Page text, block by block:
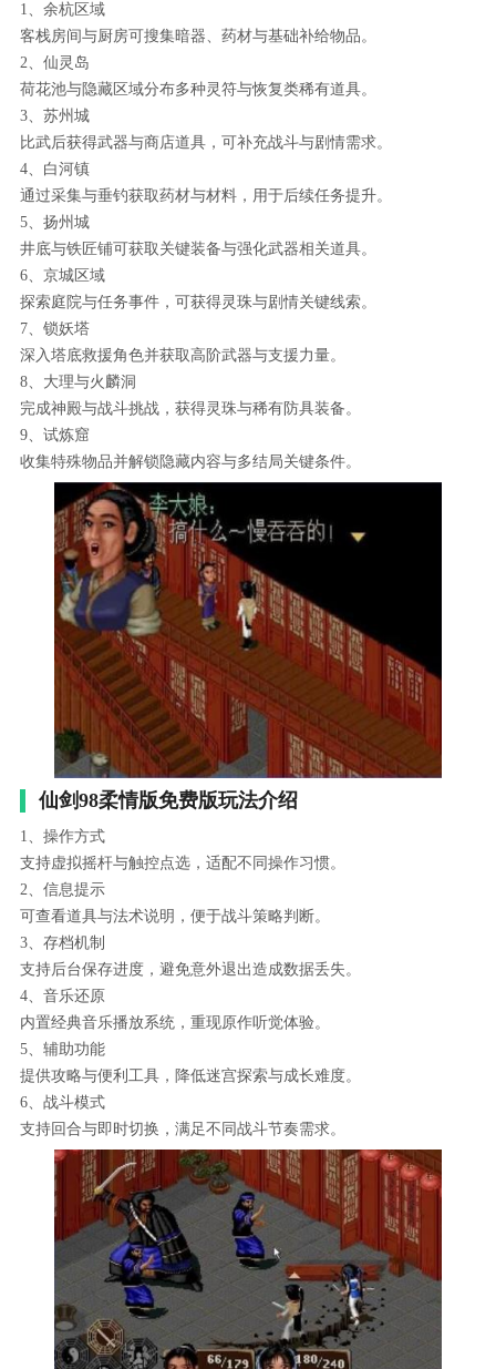
1、余杭区域
客栈房间与厨房可搜集暗器、药材与基础补给物品。
2、仙灵岛
荷花池与隐藏区域分布多种灵符与恢复类稀有道具。
3、苏州城
比武后获得武器与商店道具，可补充战斗与剧情需求。
4、白河镇
通过采集与垂钓获取药材与材料，用于后续任务提升。
5、扬州城
井底与铁匠铺可获取关键装备与强化武器相关道具。
6、京城区域
探索庭院与任务事件，可获得灵珠与剧情关键线索。
7、锁妖塔
深入塔底救援角色并获取高阶武器与支援力量。
8、大理与火麟洞
完成神殿与战斗挑战，获得灵珠与稀有防具装备。
9、试炼窟
收集特殊物品并解锁隐藏内容与多结局关键条件。
仙剑98柔情版免费版玩法介绍
1、操作方式
支持虚拟摇杆与触控点选，适配不同操作习惯。
2、信息提示
可查看道具与法术说明，便于战斗策略判断。
3、存档机制
支持后台保存进度，避免意外退出造成数据丢失。
4、音乐还原
内置经典音乐播放系统，重现原作听觉体验。
5、辅助功能
提供攻略与便利工具，降低迷宫探索与成长难度。
6、战斗模式
支持回合与即时切换，满足不同战斗节奏需求。